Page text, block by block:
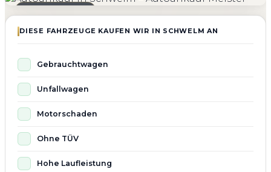
DIESE FAHRZEUGE KAUFEN WIR IN SCHWELM AN
Gebrauchtwagen
Unfallwagen
Motorschaden
Ohne TÜV
Hohe Laufleistung